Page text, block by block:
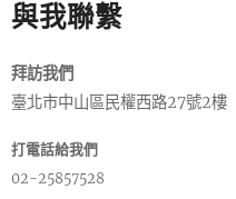
與我聯繫
拜訪我們
臺北市中山區民權西路27號2樓
打電話給我們
02-25857528